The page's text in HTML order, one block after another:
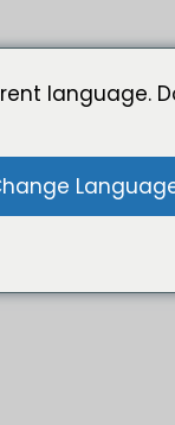
language.